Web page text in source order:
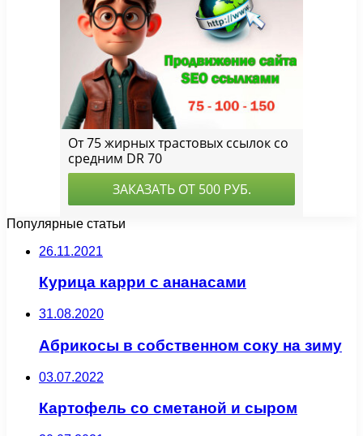
Популярные статьи
26.11.2021
Курица карри с ананасами
31.08.2020
Абрикосы в собственном соку на зиму
03.07.2022
Картофель со сметаной и сыром